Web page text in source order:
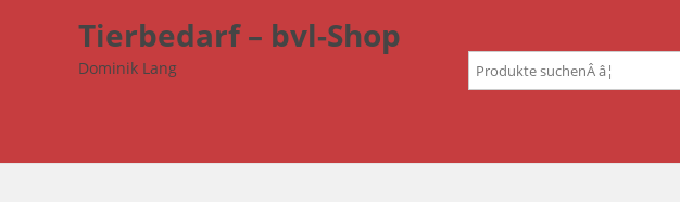
Tierbedarf – bvl-Shop
Dominik Lang
Suchen
nach: